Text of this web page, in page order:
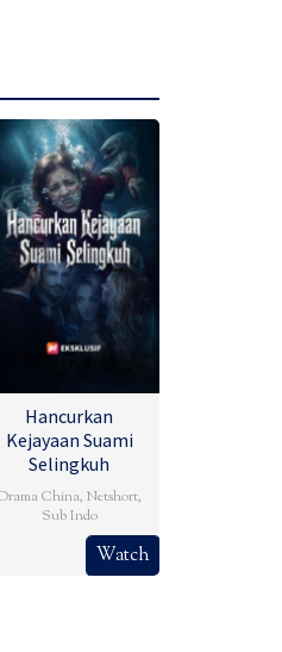
Hancurkan
Kejayaan Suami
Selingkuh
China, Netshort,
Sub Indo
Watch